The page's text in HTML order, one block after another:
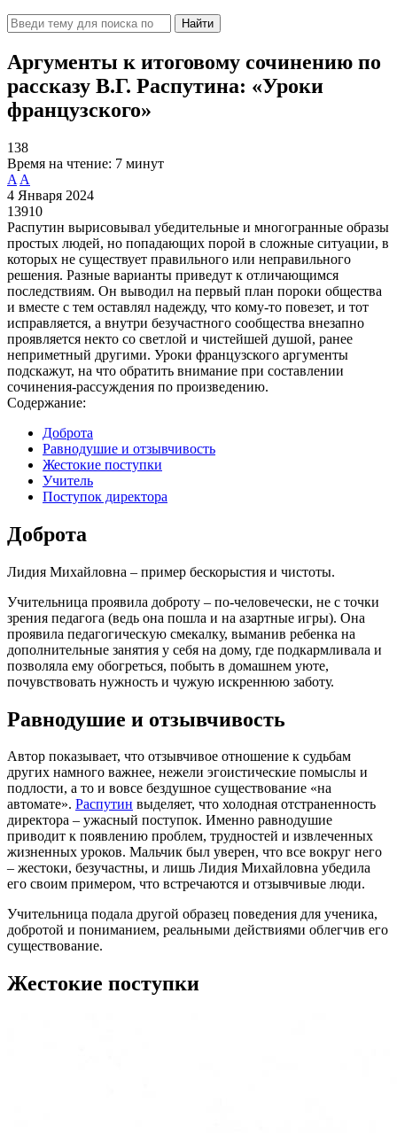
Найти
Аргументы к итоговому сочинению по
рассказу В.Г. Распутина: «Уроки
французского»
138
Время на чтение: 7 минут
A A
4 Января 2024
13910
Распутин вырисовывал убедительные и многогранные образы
простых людей, но попадающих порой в сложные ситуации, в
которых не существует правильного или неправильного
решения. Разные варианты приведут к отличающимся
последствиям. Он выводил на первый план пороки общества
и вместе с тем оставлял надежду, что кому-то повезет, и тот
исправляется, а внутри безучастного сообщества внезапно
проявляется некто со светлой и чистейшей душой, ранее
неприметный другими. Уроки французского аргументы
подскажут, на что обратить внимание при составлении
сочинения-рассуждения по произведению.
Содержание:
Доброта
Равнодушие и отзывчивость
Жестокие поступки
Учитель
Поступок директора
Доброта
Лидия Михайловна – пример бескорыстия и чистоты.
Учительница проявила доброту – по-человечески, не с точки
зрения педагога (ведь она пошла и на азартные игры). Она
проявила педагогическую смекалку, выманив ребенка на
дополнительные занятия у себя на дому, где подкармливала и
позволяла ему обогреться, побыть в домашнем уюте,
почувствовать нужность и чужую искреннюю заботу.
Равнодушие и отзывчивость
Автор показывает, что отзывчивое отношение к судьбам
других намного важнее, нежели эгоистические помыслы и
подлости, а то и вовсе бездушное существование «на
автомате». Распутин выделяет, что холодная отстраненность
директора – ужасный поступок. Именно равнодушие
приводит к появлению проблем, трудностей и извлеченных
жизненных уроков. Мальчик был уверен, что все вокруг него
– жестоки, безучастны, и лишь Лидия Михайловна убедила
его своим примером, что встречаются и отзывчивые люди.
Учительница подала другой образец поведения для ученика,
добротой и пониманием, реальными действиями облегчив его
существование.
Жестокие поступки